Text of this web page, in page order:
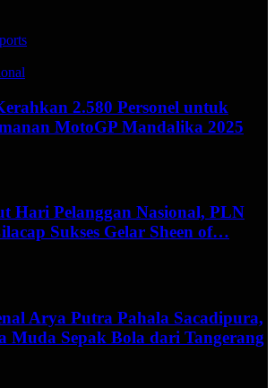
2.580 Personel untuk
MotoGP Mandalika 2025
Hari Pelanggan Nasional, PLN
Sukses Gelar Sheen of…
Arya Putra Pahala Sacadipura,
Muda Sepak Bola dari Tangerang